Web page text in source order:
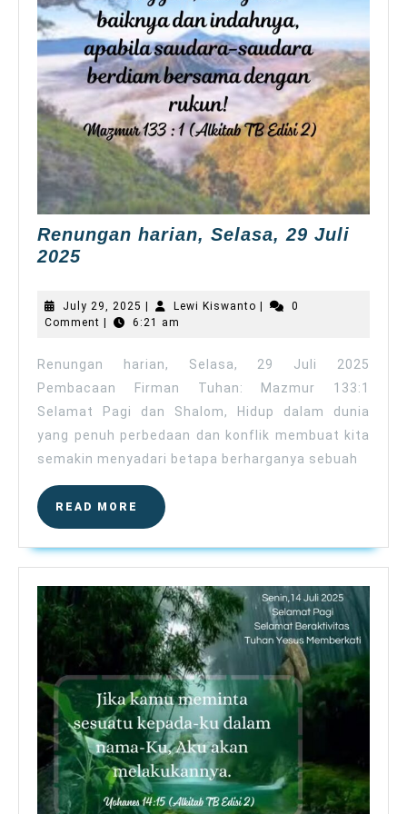
Renungan harian, Selasa, 29 Juli
2025Renungan
Selasa,
29
2025
July 29, 2025 July
29,
Lewi Kiswanto Lewi
0
Comment
6:21 am
Renungan harian, Selasa, 29 Juli 2025
Pembacaan Firman Tuhan: Mazmur 133:1
Selamat Pagi dan Shalom, Hidup dalam dunia
yang penuh perbedaan dan konflik membuat kita
semakin menyadari betapa berharganya sebuah
READ MORE
READ
MORE